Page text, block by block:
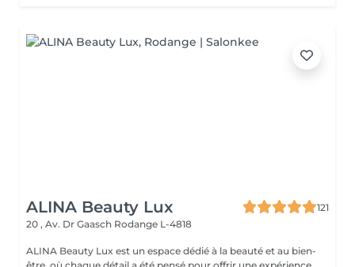
ALINA Beauty Lux
121
20 , Av. Dr Gaasch Rodange L-4818
ALINA Beauty Lux est un espace dédié à la beauté et au bien-